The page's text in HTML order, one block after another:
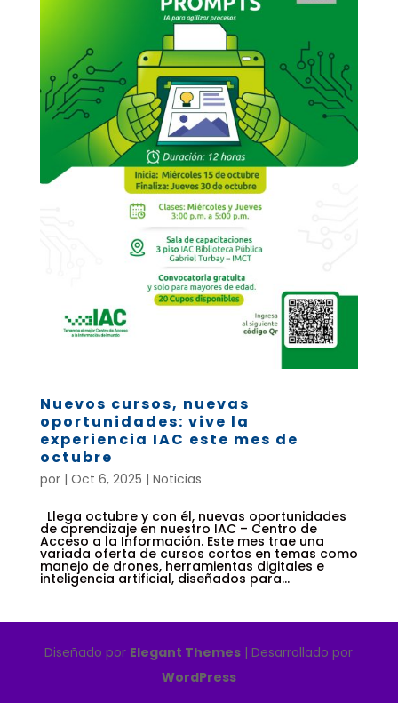
Nuevos cursos, nuevas
oportunidades: vive la
experiencia IAC este mes de
octubre
por | Oct 6, 2025 | Noticias
Llega octubre y con él, nuevas oportunidades
de aprendizaje en nuestro IAC – Centro de
Acceso a la Información. Este mes trae una
variada oferta de cursos cortos en temas como
manejo de drones, herramientas digitales e
inteligencia artificial, diseñados para...
Diseñado por Elegant Themes | Desarrollado por
WordPress